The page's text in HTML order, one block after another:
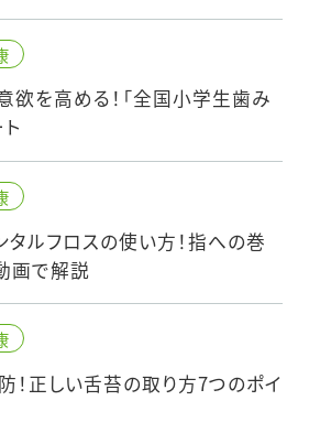
欲を高める！「全国小学生歯み
タルフロスの使い方！指への巻
画で解説
！正しい舌苔の取り方7つのポイ